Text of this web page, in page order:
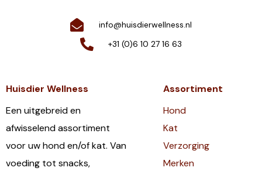
info@huisdierwellness.nl
+31 (0)6 10 27 16 63
Huisdier Wellness
Een uitgebreid en
afwisselend assortiment
voor uw hond en/of kat. Van
voeding tot snacks,
Assortiment
Hond
Kat
Verzorging
Merken